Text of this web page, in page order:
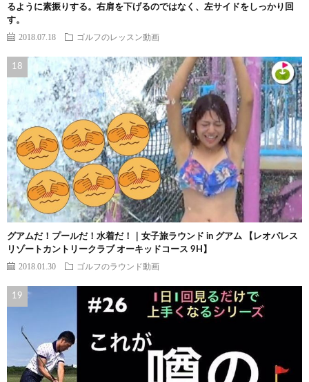
るように素振りする。右肩を下げるのではなく、左サイドをしっかり回
す。
2018.07.18 ゴルフのレッスン動画
グアムだ！プールだ！水着だ！｜女子旅ラウンド in グアム 【レオパレス
リゾートカントリークラブ オーキッドコース 9H】
2018.01.30 ゴルフのラウンド動画